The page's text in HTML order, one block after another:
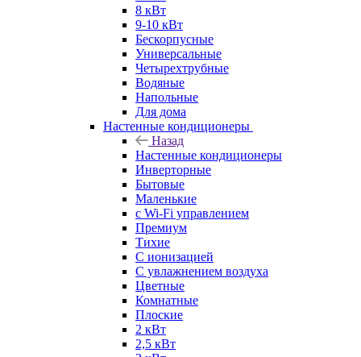
8 кВт
9-10 кВт
Бескорпусные
Универсальные
Четырехтрубные
Водяные
Напольные
Для дома
Настенные кондиционеры
Назад
Настенные кондиционеры
Инверторные
Бытовые
Маленькие
с Wi-Fi управлением
Премиум
Тихие
С ионизацией
С увлажнением воздуха
Цветные
Комнатные
Плоские
2 кВт
2,5 кВт